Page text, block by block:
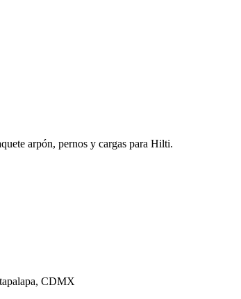
arpón, pernos y cargas para Hilti.
CDMX